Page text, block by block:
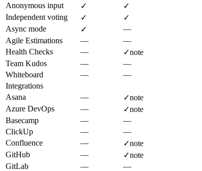
Anonymous input
✓
✓
Independent voting
✓
✓
Async mode
✓
—
Agile Estimations
—
—
Health Checks
— ✓note
Team Kudos
—
—
Whiteboard
—
—
Integrations
Asana
— ✓note
Azure DevOps
— ✓note
Basecamp
—
—
ClickUp
—
—
Confluence
— ✓note
GitHub
— ✓note
GitLab
—
—